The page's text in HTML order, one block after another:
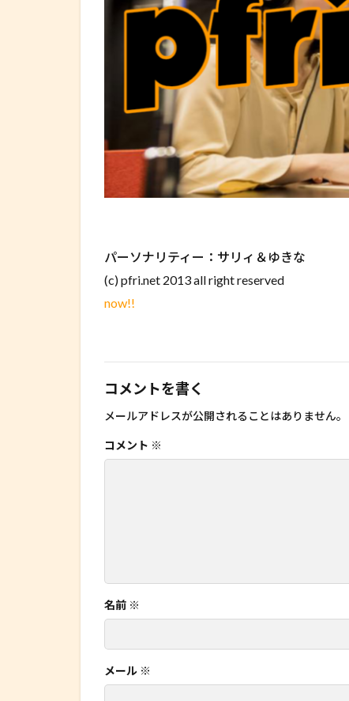
パーソナリティー：サリィ＆ゆきな
(c) pfri.net 2013 all right reserved
now!!
コメントを書く
メールアドレスが公開されることはありません。
コメント ※
名前 ※
メール ※